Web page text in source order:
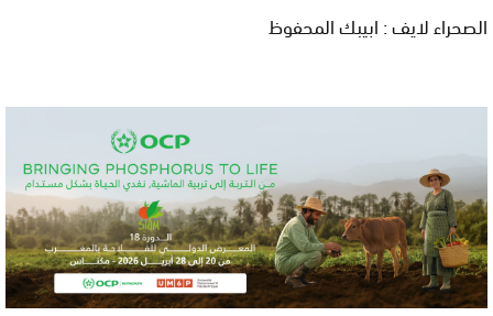
الصحراء لايف : ابيبك المحفوظ